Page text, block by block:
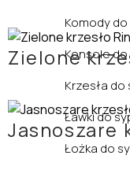
Komody
Konsole
Krzesła do
Ławki do
Łożka do
Zielone
Jasnoszare